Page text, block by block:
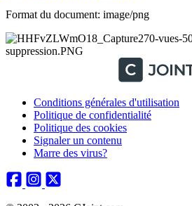
Format du document: image/png
Conditions générales d'utilisation
Politique de confidentialité
Politique des cookies
Signaler un contenu
Marre des virus?